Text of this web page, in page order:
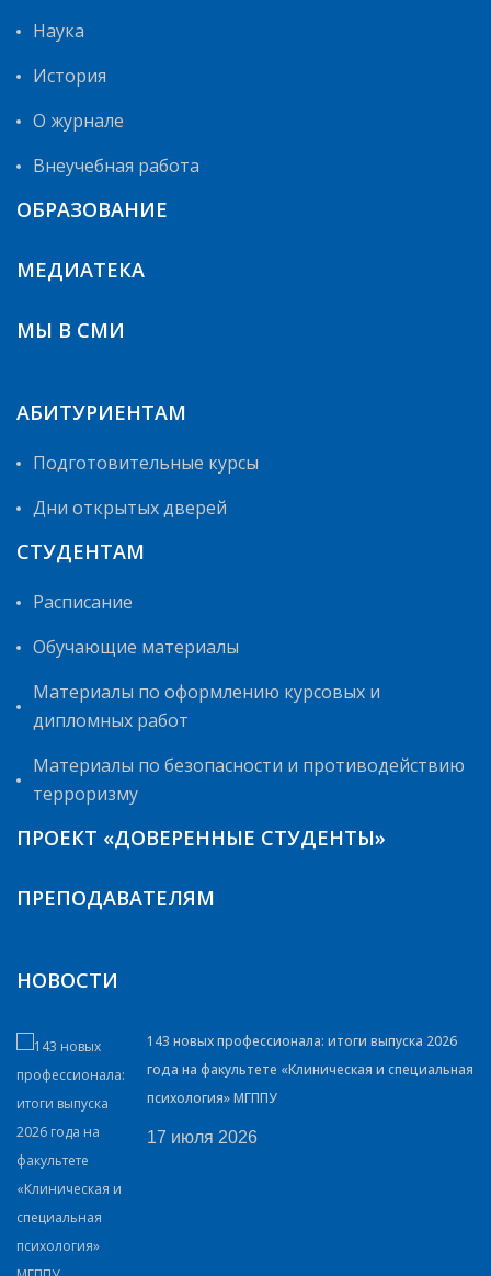
Наука
История
О журнале
Внеучебная работа
ОБРАЗОВАНИЕ
МЕДИАТЕКА
МЫ В СМИ
АБИТУРИЕНТАМ
Подготовительные курсы
Дни открытых дверей
СТУДЕНТАМ
Расписание
Обучающие материалы
Материалы по оформлению курсовых и
дипломных работ
Материалы по безопасности и противодействию
терроризму
ПРОЕКТ «ДОВЕРЕННЫЕ СТУДЕНТЫ»
ПРЕПОДАВАТЕЛЯМ
НОВОСТИ
143 новых профессионала: итоги выпуска 2026
года на факультете «Клиническая и специальная
психология» МГППУ
17 июля 2026